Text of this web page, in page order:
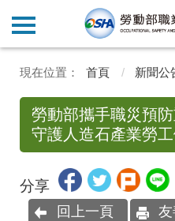
首頁 新聞公
勞動部攜手職災預
守護人造石產業勞
分享
回上一頁